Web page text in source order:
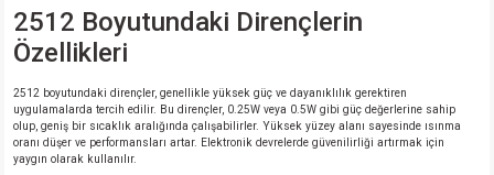
2512 Boyutundaki Dirençlerin
Özellikleri
2512 boyutundaki dirençler, genellikle yüksek güç ve dayanıklılık gerektiren
uygulamalarda tercih edilir. Bu dirençler, 0.25W veya 0.5W gibi güç değerlerine sahip
olup, geniş bir sıcaklık aralığında çalışabilirler. Yüksek yüzey alanı sayesinde ısınma
oranı düşer ve performansları artar. Elektronik devrelerde güvenilirliği artırmak için
yaygın olarak kullanılır.